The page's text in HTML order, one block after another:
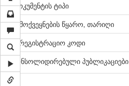
დოკუმენტის ტიპი
გამოქვეყნების წყარო, თარიღი
სარეგისტრაციო კოდი
კონსოლიდირებული პუბლიკაციები